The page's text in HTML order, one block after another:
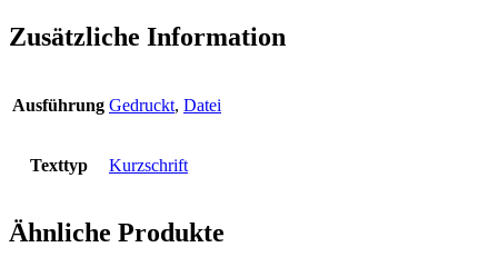
Zusätzliche Information
Ausführung Gedruckt, Datei
Texttyp Kurzschrift
Ähnliche Produkte